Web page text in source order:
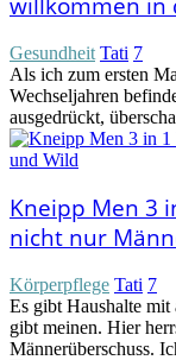
Gesundheit Tati 7
Als ich zum ersten
Wechseljahren
ausgedrückt,
Kneipp Men 3
nicht nur
Körperpflege Tati 7
Es gibt Haushalte mit
gibt meinen. Hier
Männerüberschuss.